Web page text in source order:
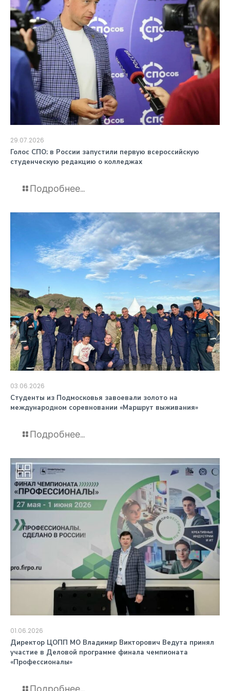
29.07.2026
️Голос СПО: в России запустили первую всероссийскую
студенческую редакцию о колледжах
Подробнее...
03.06.2026
️Студенты из Подмосковья завоевали золото на
международном соревновании «Маршрут выживания»
Подробнее...
01.06.2026
️Директор ЦОПП МО Владимир Викторович Ведута принял
участие в Деловой программе финала чемпионата
«Профессионалы»